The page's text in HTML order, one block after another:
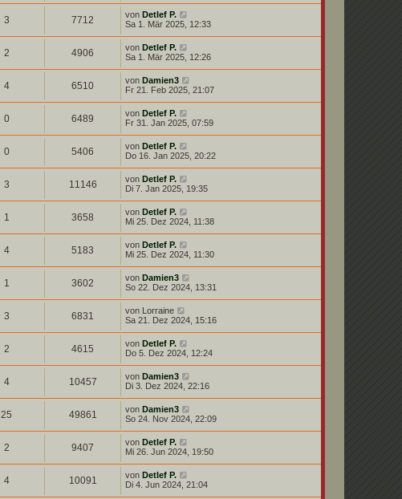
3 7712 von Detlef P.
Sa 1. Mär 2025, 12:33
2 4906 von Detlef P.
Sa 1. Mär 2025, 12:26
4 6510 von Damien3
Fr 21. Feb 2025, 21:07
0 6489 von Detlef P.
Fr 31. Jan 2025, 07:59
0 5406 von Detlef P.
Do 16. Jan 2025, 20:22
3 11146 von Detlef P.
Di 7. Jan 2025, 19:35
1 3658 von Detlef P.
Mi 25. Dez 2024, 11:38
4 5183 von Detlef P.
Mi 25. Dez 2024, 11:30
1 3602 von Damien3
So 22. Dez 2024, 13:31
3 6831 von Lorraine
Sa 21. Dez 2024, 15:16
2 4615 von Detlef P.
Do 5. Dez 2024, 12:24
4 10457 von Damien3
Di 3. Dez 2024, 22:16
25 49861 von Damien3
So 24. Nov 2024, 22:09
2 9407 von Detlef P.
Mi 26. Jun 2024, 19:50
4 10091 von Detlef P.
Di 4. Jun 2024, 21:04